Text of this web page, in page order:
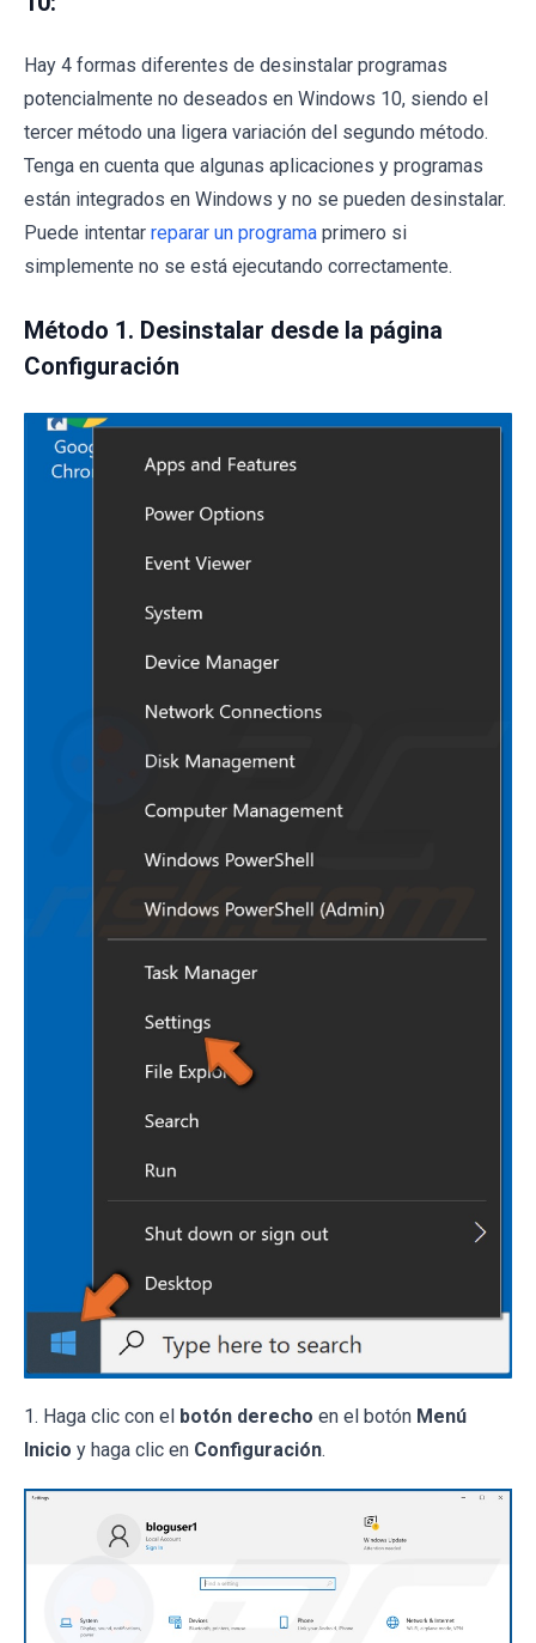
Hay 4 formas diferentes de desinstalar programas
potencialmente no deseados en Windows 10, siendo el
tercer método una ligera variación del segundo método.
Tenga en cuenta que algunas aplicaciones y programas
están integrados en Windows y no se pueden desinstalar.
Puede intentar reparar un programa primero si
simplemente no se está ejecutando correctamente.
Método 1. Desinstalar desde la página
Configuración
1. Haga clic con el botón derecho en el botón Menú
Inicio y haga clic en Configuración.